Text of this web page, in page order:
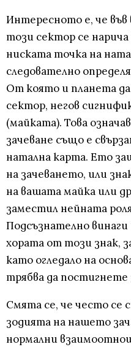
Интересното е, че във
този сектор се
ниската точка на
следователно
От която и планета да
сектор, негов
(майката). Това
зачеване също е
натална карта. Ето
на зачеването, или
на вашата майка или
заместил нейната
Подсъзнателно
хората от този знак,
като огледало на
трябва да
Смята се, че често се
зодията на нашето
нормални